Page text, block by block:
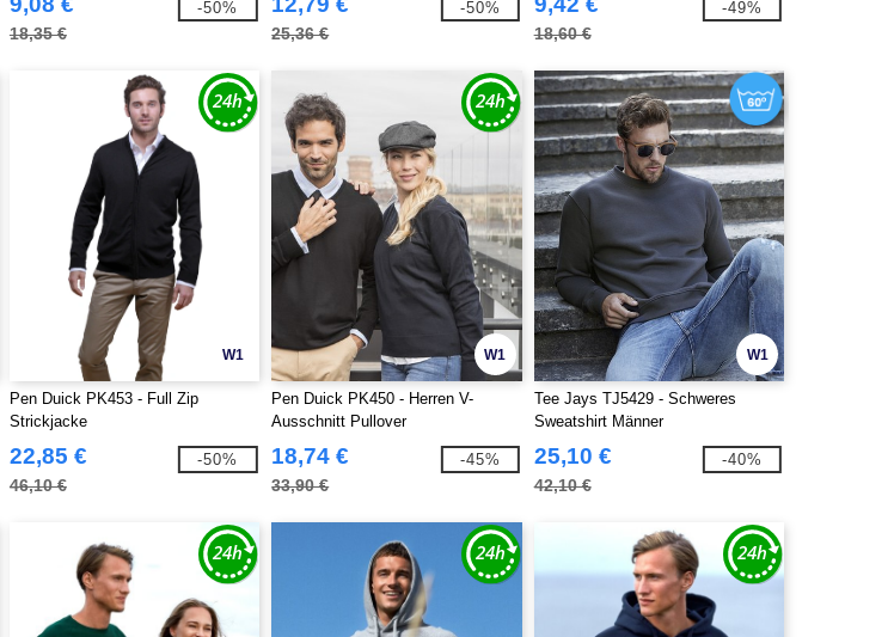
18,35 €
-50%
25,36 €
-50%
18,60 €
-49%
W1
Pen Duick PK453 - Full Zip
Strickjacke
22,85 €
46,10 €
-50%
W1
Pen Duick PK450 - Herren V-
Ausschnitt Pullover
18,74 €
33,90 €
-45%
W1
Tee Jays TJ5429 - Schweres
Sweatshirt Männer
25,10 €
42,10 €
-40%